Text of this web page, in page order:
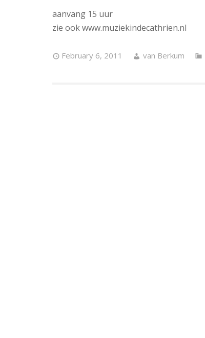
aanvang 15 uur
zie ook www.muziekindecathrien.nl
February 6, 2011 van Berkum